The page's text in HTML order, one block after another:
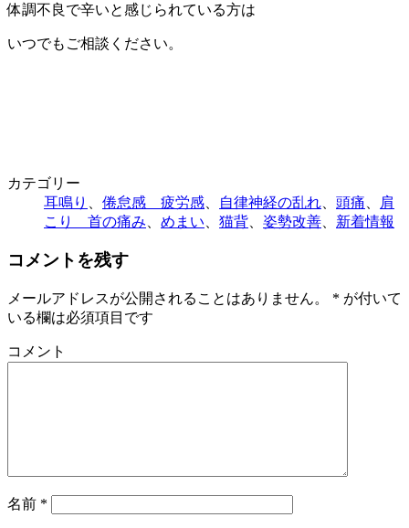
体調不良で辛いと感じられている方は
いつでもご相談ください。
カテゴリー
耳鳴り
倦怠感 疲労感 自律神経の乱れ 頭痛
肩
こり 首の痛み
めまい 猫背 姿勢改善 新着情報
コメントを残す
メールアドレスが公開されることはありません。 * が付いて
いる欄は必須項目です
コメント
名前 *